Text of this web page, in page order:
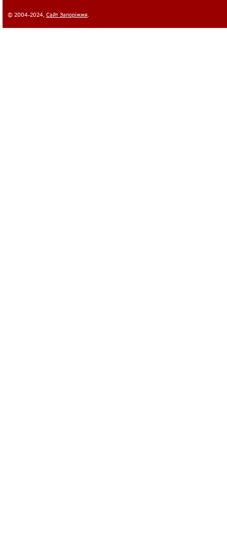
© 2004-2024, Сайт Запоріжжя.